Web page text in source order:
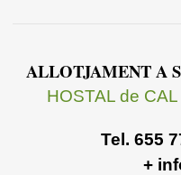
ALLOTJAMENT A
HOSTAL de
Tel. 655
+